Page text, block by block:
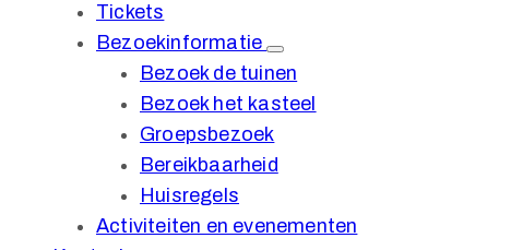
Tickets
Bezoekinformatie
Bezoek de tuinen
Bezoek het kasteel
Groepsbezoek
Bereikbaarheid
Huisregels
Activiteiten en evenementen